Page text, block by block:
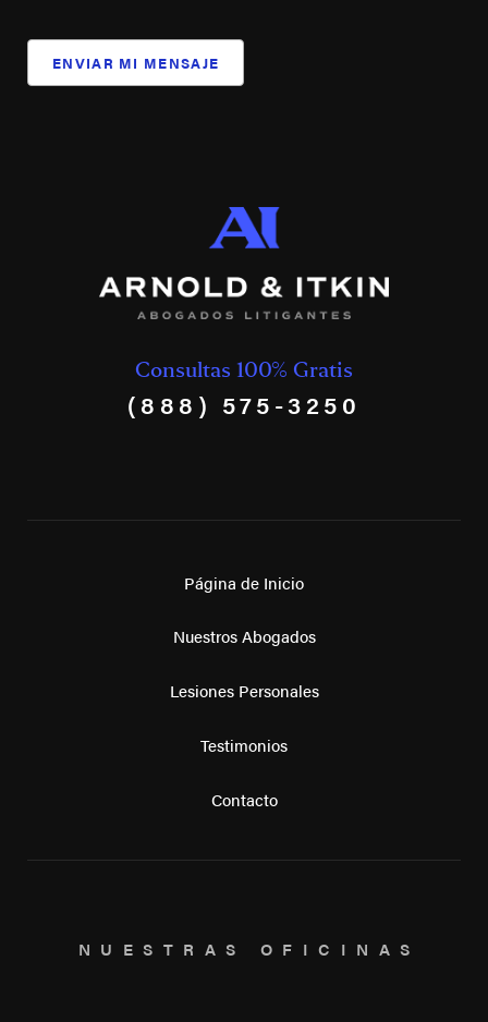
ENVIAR MI MENSAJE
Consultas 100% Gratis
(888) 575-3250
Página de Inicio
Nuestros Abogados
Lesiones Personales
Testimonios
Contacto
NUESTRAS OFICINAS